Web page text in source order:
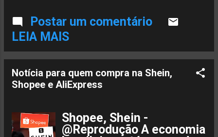
s
com/e/_DeMp7av
COMBINE OS CUPONS👉
https://s.click.aliexpress.
com/e/_DdMylb7 MAIS
VENDIDOS👉
https://s.click.aliexpress.
com/e/_DdEdSt7 DO
https://s.click.aliexpress.
com/e/_DlBYYIH
CUPONS R$ 25 de
Postar um comentário
LEIA MAIS
Notícia para quem compra na Shein,
Shopee e AliExpress
Shopee, Shein -
@Reprodução A economia